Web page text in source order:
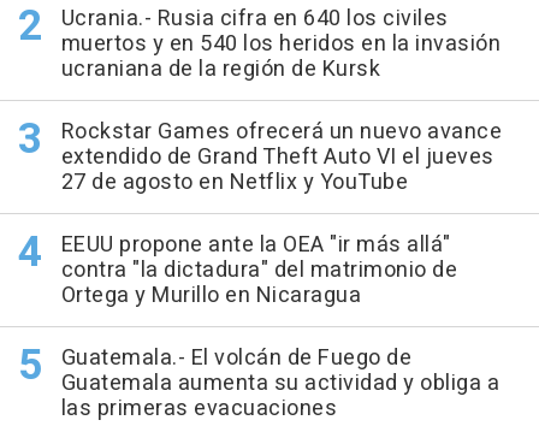
Ucrania.- Rusia cifra en 640 los civiles
muertos y en 540 los heridos en la invasión
ucraniana de la región de Kursk
Rockstar Games ofrecerá un nuevo avance
extendido de Grand Theft Auto VI el jueves
27 de agosto en Netflix y YouTube
EEUU propone ante la OEA "ir más allá"
contra "la dictadura" del matrimonio de
Ortega y Murillo en Nicaragua
Guatemala.- El volcán de Fuego de
Guatemala aumenta su actividad y obliga a
las primeras evacuaciones